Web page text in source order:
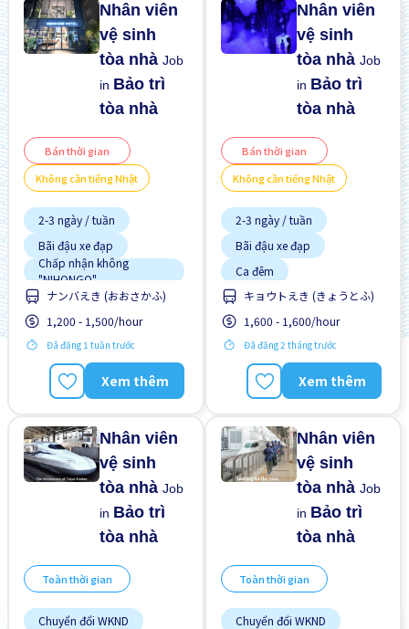
Nhân viên
vệ sinh
tòa nhàJob
in Bảo trì
tòa nhà
Bán thời gian
Không cần tiếng Nhật
2-3 ngày / tuần
Bãi đậu xe đạp
Chấp nhận không
"NIHONGO"
Chuyển đổi WKND
Cơ hội nhận việc làm toàn
thời gian
Cơ hội thăng tiến
Gần ga tàu
Giao dịch đã thanh toán
cho người ngoại quốc
ナンバえき (おおさかふ)
1,200 - 1,500/hour
Đã đăng 1 tuần trước
Xem thêm
Nhân viên
vệ sinh
tòa nhàJob
in Bảo trì
tòa nhà
Bán thời gian
Không cần tiếng Nhật
2-3 ngày / tuần
Bãi đậu xe đạp
Ca đêm
Chấp nhận không
"NIHONGO"
Chuyển đổi WKND
Cơ hội thăng tiến
Gần ga tàu
Hướng dẫn đào tạo dành
Không cần kinh nghiệm
キョウトえき (きょうとふ)
1,600 - 1,600/hour
Đã đăng 2 tháng trước
Xem thêm
Nhân viên
vệ sinh
tòa nhàJob
in Bảo trì
tòa nhà
Toàn thời gian
Chuyển đổi WKND
Nhân viên
vệ sinh
tòa nhàJob
in Bảo trì
tòa nhà
Toàn thời gian
Chuyển đổi WKND